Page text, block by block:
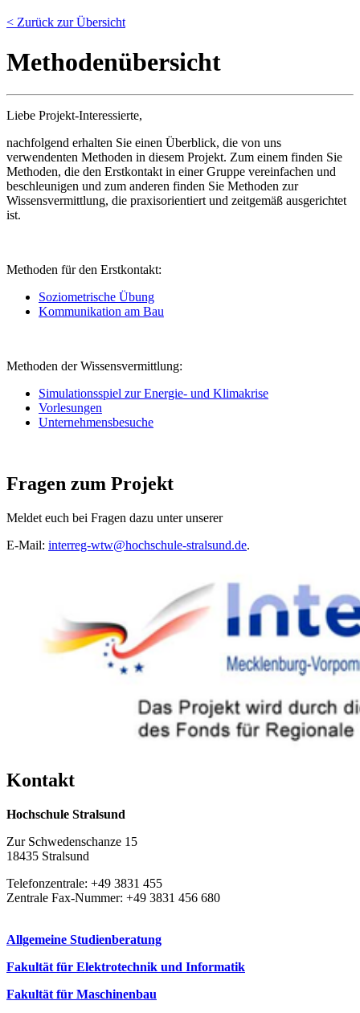
< Zurück zur Übersicht
Me­tho­den­über­sicht
Liebe Projekt-Interessierte,
nachfolgend erhalten Sie einen Überblick, die von uns
verwendenten Methoden in diesem Projekt. Zum einem finden Sie
Methoden, die den Erstkontakt in einer Gruppe vereinfachen und
beschleunigen und zum anderen finden Sie Methoden zur
Wissensvermittlung, die praxisorientiert und zeitgemäß ausgerichtet
ist.
Methoden für den Erstkontakt:
Soziometrische Übung
Kommunikation am Bau
Methoden der Wissensvermittlung:
Simulationsspiel zur Energie- und Klimakrise
Vorlesungen
Unternehmensbesuche
Fra­gen zum Pro­jekt
Meldet euch bei Fragen dazu unter unserer
E-Mail: interreg-wtw@hochschule-stralsund.de.
Kon­takt
Hochschule Stralsund
Zur Schwedenschanze 15
18435 Stralsund
Telefonzentrale: +49 3831 455
Zentrale Fax-Nummer: +49 3831 456 680
Allgemeine Studienberatung
Fakultät für Elektrotechnik und Informatik
Fakultät für Maschinenbau